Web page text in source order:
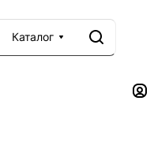
Каталог